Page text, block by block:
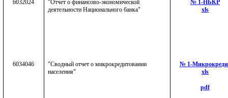
6032024
"Отчет о финансово-экономической
деятельности Национального банка"
№ 1-НБКР
xls
6034046
"Сводный отчет о микрокредитовании
населения"
№ 1-
xls
pdf